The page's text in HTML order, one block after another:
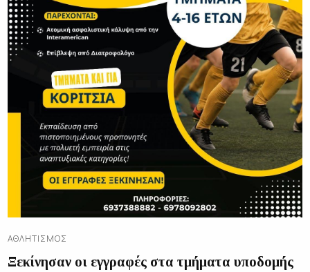
ΑΘΛΗΤΙΣΜΌΣ
Ξεκίνησαν οι εγγραφές στα τμήματα υποδομής